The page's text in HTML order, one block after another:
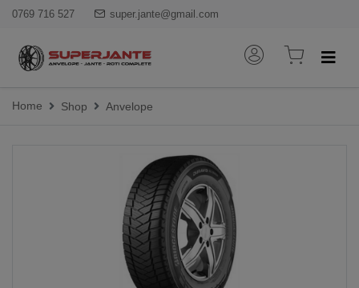
0769 716 527 super.jante@gmail.com
Home Shop Anvelope